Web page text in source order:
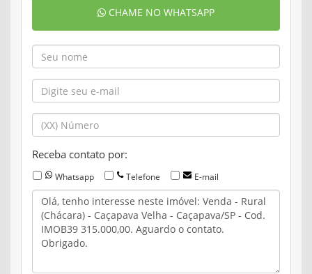
CHAME NO WHATSAPP
Receba contato por:
Whatsapp Telefone E-mail